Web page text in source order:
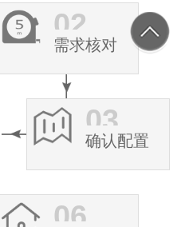
02
需求核对
03
确认配置
06